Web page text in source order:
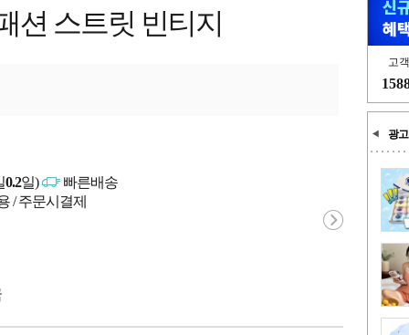
고
광고
션 스트릿 빈티지
0.2일)
빠른배송
/ 주문시결제